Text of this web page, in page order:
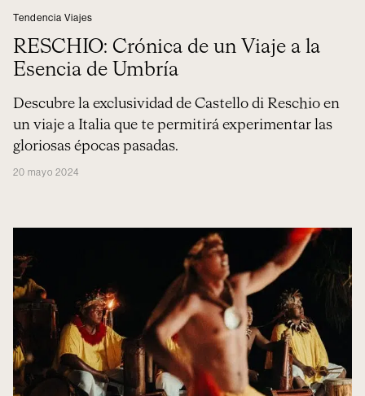
Tendencia Viajes
RESCHIO: Crónica de un Viaje a la
Esencia de Umbría
Descubre la exclusividad de Castello di Reschio en
un viaje a Italia que te permitirá experimentar las
gloriosas épocas pasadas.
20 mayo 2024